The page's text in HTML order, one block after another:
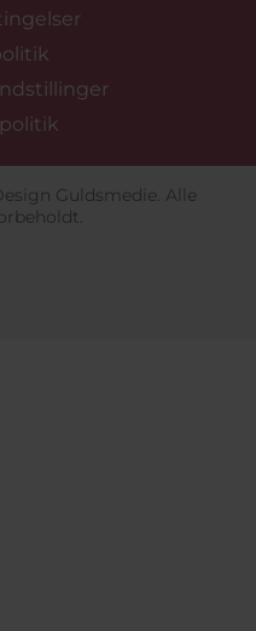
Guldsmedie. Alle